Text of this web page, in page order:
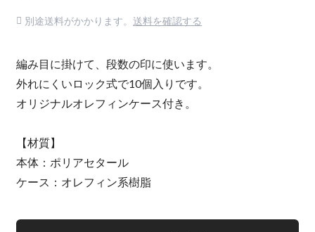
別途送料がかかります。 送料を確認する
編み目に掛けて、段数の印に使います。
外れにくいロック式で10個入りです。
オリジナルオレフィンケース付き。
【材質】
本体：ポリアセタール
ケース：オレフィン系樹脂